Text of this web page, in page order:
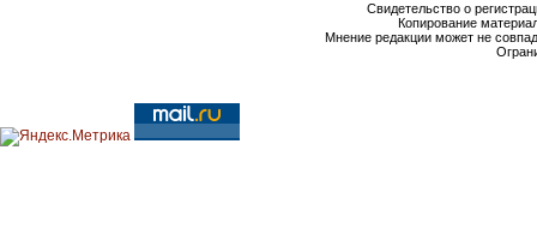
Свидетельство о
Копирование
Мнение редакции может не